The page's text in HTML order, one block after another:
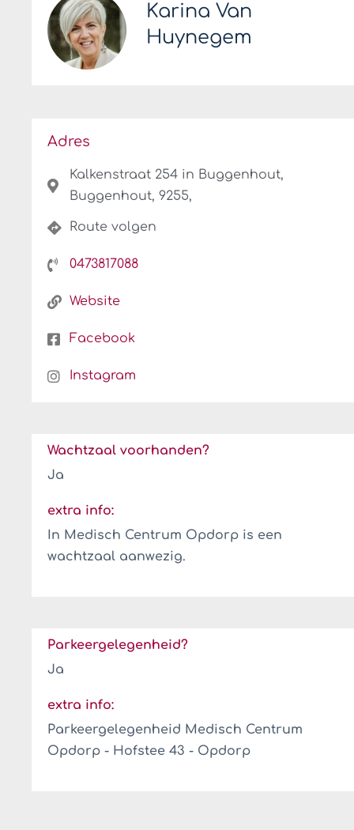
Karina Van
Huynegem
Adres
Kalkenstraat 254 in Buggenhout,
Buggenhout, 9255,
Route volgen
0473817088
Website
Facebook
Instagram
Wachtzaal voorhanden?
Ja
extra info:
In Medisch Centrum Opdorp is een
wachtzaal aanwezig.
Parkeergelegenheid?
Ja
extra info:
Parkeergelegenheid Medisch Centrum
Opdorp - Hofstee 43 - Opdorp